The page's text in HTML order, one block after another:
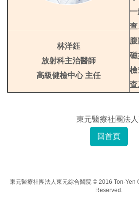
一
查
磁
檢
查
林洋鈺
放射科主治醫師
高級健檢中心 主任
東元醫療社團法
回首頁
東元醫療社團法人東元綜合醫院 © 2016 Ton-Yen
Reserved.